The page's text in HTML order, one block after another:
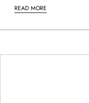
READ MORE